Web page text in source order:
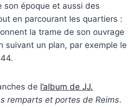
son époque et aussi des
en parcourant les quartiers :
la trame de son ouvrage
suivant un plan, par exemple le
de l’album de JJ.
remparts et portes de Reims.